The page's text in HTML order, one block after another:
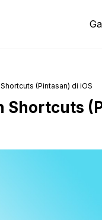
(Pintasan) di iOS
Shortcuts